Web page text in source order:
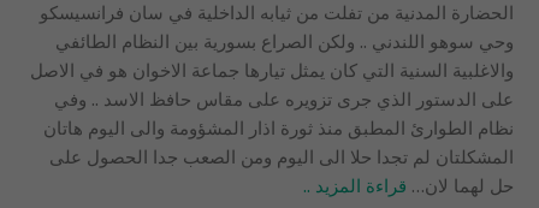
الحضارة المدنية من تفلت من ثيابه الداخلية في سان فرانسيسكو
وحي سوهو اللندني .. ولكن الصراع بسورية بين النظام الطائفي
والاغلبية السنية التي كان يمثل تيارها جماعة الاخوان هو في الاصل
على الدستور الذي جرى تزويره على مقاس حافظ الاسد .. وفي
نظام الطوارئ المطبق منذ ثورة اذار المشؤومة والى اليوم هاتان
المشكلتان لم تجدا حلا الى اليوم ومن الصعب جدا الحصول على
حل لهما لان… قراءة المزيد ..